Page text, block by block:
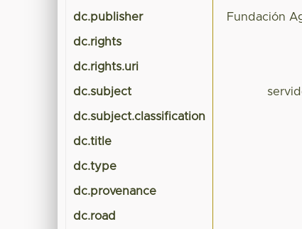
dc.publisher Fundación
dc.rights
dc.rights.uri
dc.subject
dc.subject.classification
dc.title
dc.type
dc.provenance
dc.road